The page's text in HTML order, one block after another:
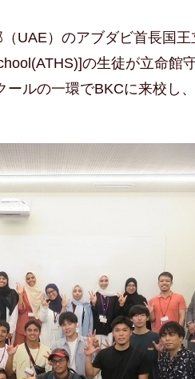
UAE）のアブダビ首長国
の生徒が立命館
ールの一環でBKCに来校し